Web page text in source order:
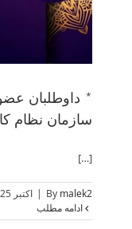
* داوطلبان
سازمان نظام
[…]
By malek2
| اکتبر 8th, 2025
ادامه مطلب